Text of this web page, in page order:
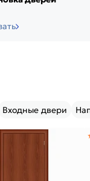
Входные двери